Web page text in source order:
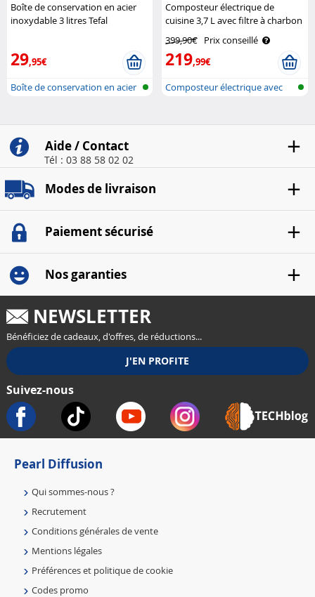
Boîte de conservation en acier
inoxydable 3 litres Tefal
29,95€
Boîte de conservation en acier
Composteur électrique de
cuisine 3,7 L avec filtre à charbon
actif K-05 Rosenstein & Söhne
399,90€ Prix conseillé
219,99€
Composteur électrique avec
Aide / Contact
Tél : 03 88 58 02 02
Modes de livraison
Paiement sécurisé
Nos garanties
NEWSLETTER
Bénéficiez de cadeaux, d'offres, de réductions...
Suivez-nous
Pearl Diffusion
Qui sommes-nous ?
Recrutement
Conditions générales de vente
Mentions légales
Préférences et politique de cookie
Codes promo